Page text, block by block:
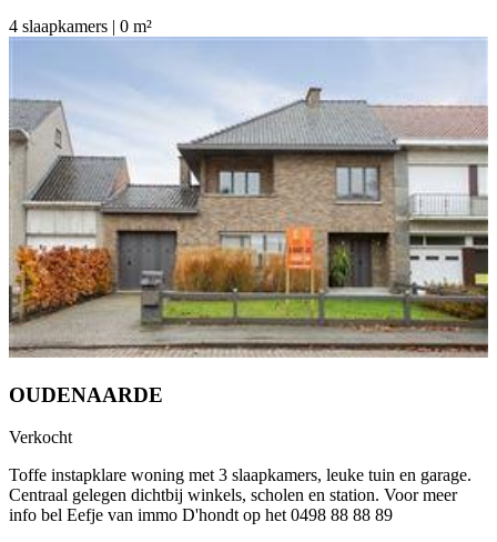
4 slaapkamers | 0 m²
OUDENAARDE
Verkocht
Toffe instapklare woning met 3 slaapkamers, leuke tuin en garage.
Centraal gelegen dichtbij winkels, scholen en station. Voor meer
info bel Eefje van immo D'hondt op het 0498 88 88 89